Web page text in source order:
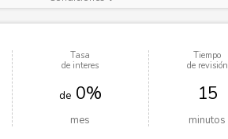
Tasa
de interes
de0%
mes
Tiempo
de revisión
15
minutos